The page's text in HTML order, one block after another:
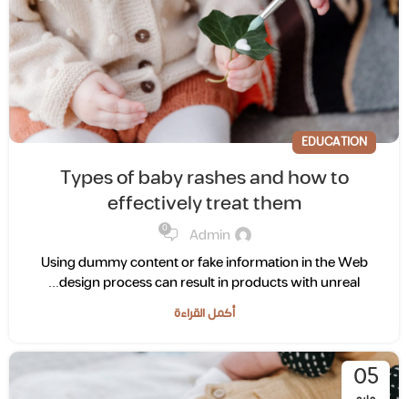
EDUCATION
Types of baby rashes and how to
effectively treat them
Admin
0
Using dummy content or fake information in the Web
design process can result in products with unreal...
أكمل القراءة
05